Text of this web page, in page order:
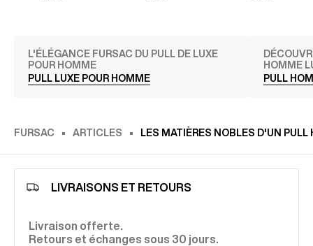
L'ÉLÉGANCE FURSAC DU PULL DE LUXE
POUR HOMME
PULL LUXE POUR HOMME
HOMME
PULL
FURSAC ARTICLES LES MATIÈRES NOBLES D'UN PULL
LIVRAISONS ET RETOURS
Livraison offerte.
Retours et échanges sous 30 jours.